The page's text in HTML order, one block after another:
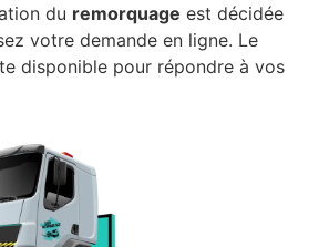
du remorquage est décidée
votre demande en ligne. Le
disponible pour répondre à vos